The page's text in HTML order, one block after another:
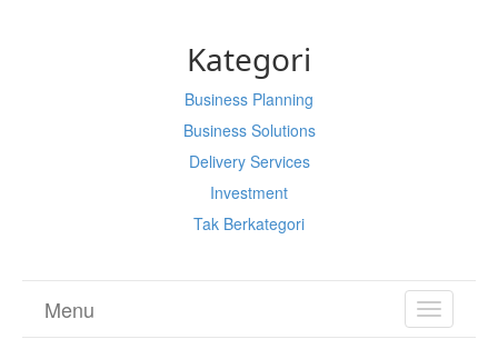
Kategori
Business Planning
Business Solutions
Delivery Services
Investment
Tak Berkategori
TOGGLE
Menu